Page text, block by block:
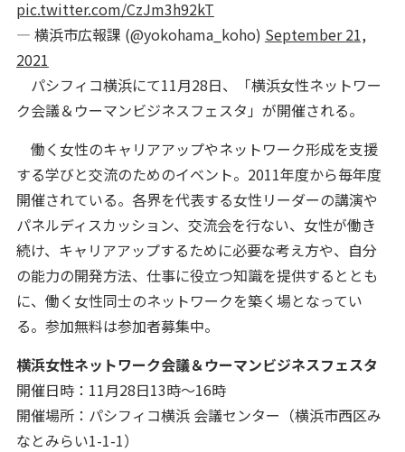
pic.twitter.com/CzJm3h92kT
— 横浜市広報課 (@yokohama_koho) September 21,
2021
パシフィコ横浜にて11月28日、「横浜女性ネットワー
ク会議＆ウーマンビジネスフェスタ」が開催される。
働く女性のキャリアアップやネットワーク形成を支援
する学びと交流のためのイベント。2011年度から毎年度
開催されている。各界を代表する女性リーダーの講演や
パネルディスカッション、交流会を行ない、女性が働き
続け、キャリアアップするために必要な考え方や、自分
の能力の開発方法、仕事に役立つ知識を提供するととも
に、働く女性同士のネットワークを築く場となってい
る。参加無料は参加者募集中。
横浜女性ネットワーク会議＆ウーマンビジネスフェスタ
開催日時：11月28日13時～16時
開催場所：パシフィコ横浜 会議センター（横浜市西区み
なとみらい1-1-1）